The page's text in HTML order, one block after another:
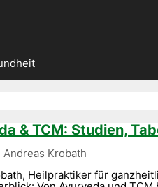
& TCM: Studien,
Andreas Krobath
Heilpraktiker für